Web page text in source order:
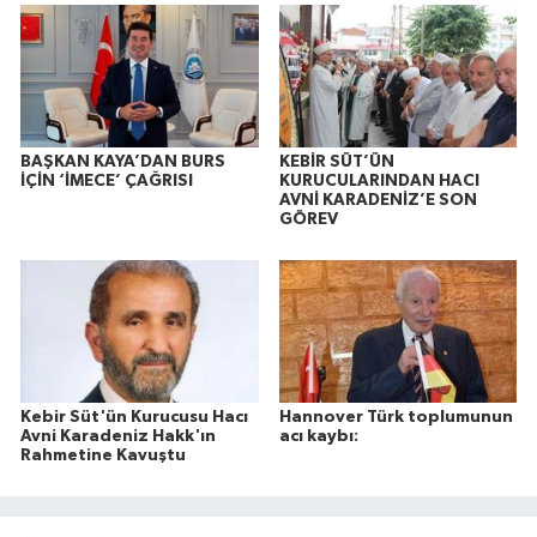
BAŞKAN KAYA’DAN BURS
İÇİN ‘İMECE’ ÇAĞRISI
KEBİR SÜT’ÜN
KURUCULARINDAN HACI
AVNİ KARADENİZ’E SON
GÖREV
Kebir Süt'ün Kurucusu Hacı
Avni Karadeniz Hakk'ın
Rahmetine Kavuştu
Hannover Türk toplumunun
acı kaybı: